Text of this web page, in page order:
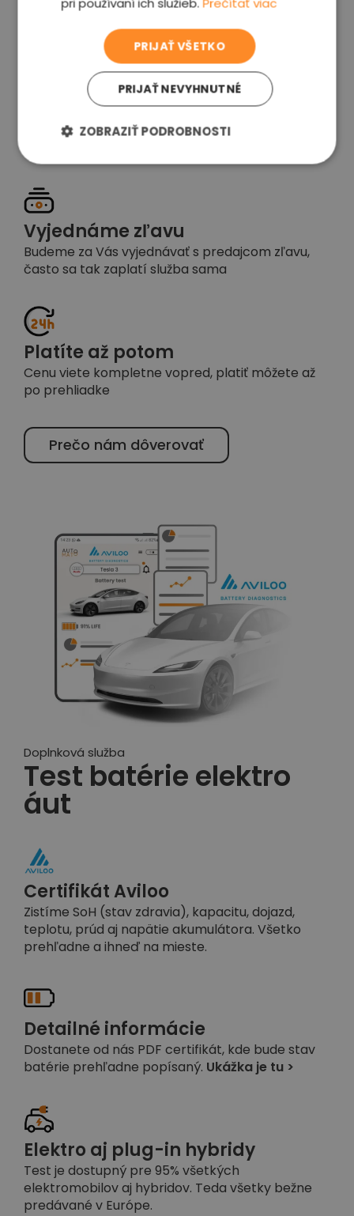
voľba
Garancia spokojnosti
Pokiaľ nebudete s našou prácou spokojní,
Vyjednáme zľavu
Budeme za Vás vyjednávať s predajcom zľavu,
často sa tak zaplatí služba sama
Platíte až potom
Cenu viete kompletne vopred, platiť môžete až
po prehliadke
Prečo nám dôverovať
Doplnková služba
Test batérie elektro
áut
Certifikát Aviloo
Zistíme SoH (stav zdravia), kapacitu, dojazd,
teplotu, prúd aj napätie akumulátora. Všetko
prehľadne a ihneď na mieste.
Detailné informácie
Dostanete od nás PDF certifikát, kde bude stav
batérie prehľadne popísaný. Ukážka je tu >
Elektro aj plug-in hybridy
Test je dostupný pre 95% všetkých
elektromobilov aj hybridov. Teda všetky bežne
predávané v Európe.
PRIJAŤ VŠETKO
PRIJAŤ NEVYHNUTNÉ
ZOBRAZIŤ PODROBNOSTI